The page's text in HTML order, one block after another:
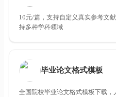
10元/篇，支持自定义真实参考文
持多种学科领域
毕业论文格式模板
全国院校毕业论文格式模板下载，